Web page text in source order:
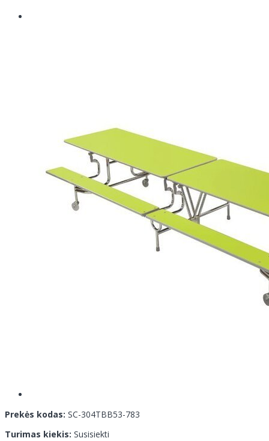
Prekės kodas: SC-304TBB53-783
Turimas kiekis: Susisiekti